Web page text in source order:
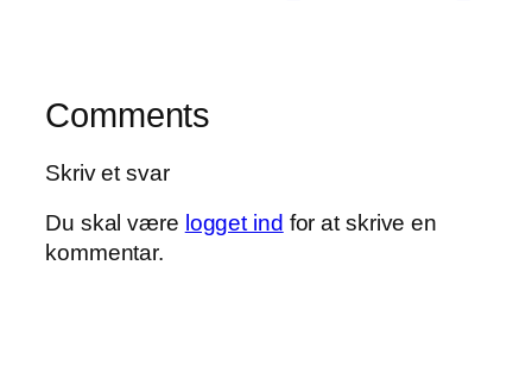
Comments
Skriv et svar
Du skal være logget ind for at skrive en
kommentar.